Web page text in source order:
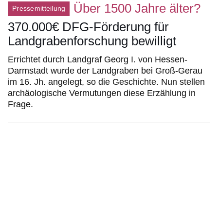
Pressemitteilung
Über 1500 Jahre älter?
370.000€ DFG-Förderung für
Landgrabenforschung bewilligt
Errichtet durch Landgraf Georg I. von Hessen-
Darmstadt wurde der Landgraben bei Groß-Gerau
im 16. Jh. angelegt, so die Geschichte. Nun stellen
archäologische Vermutungen diese Erzählung in
Frage.